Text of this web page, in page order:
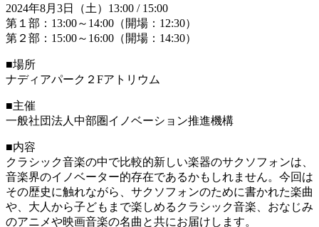
2024年8月3日（土）13:00 / 15:00
第１部：13:00～14:00（開場：12:30）
第２部：15:00～16:00（開場：14:30）
■場所
ナディアパーク２Fアトリウム
■主催
一般社団法人中部圏イノベーション推進機構
■内容
クラシック音楽の中で比較的新しい楽器のサクソフォンは、
音楽界のイノベーター的存在であるかもしれません。今回は
その歴史に触れながら、サクソフォンのために書かれた楽曲
や、大人から子どもまで楽しめるクラシック音楽、おなじみ
のアニメや映画音楽の名曲と共にお届けします。